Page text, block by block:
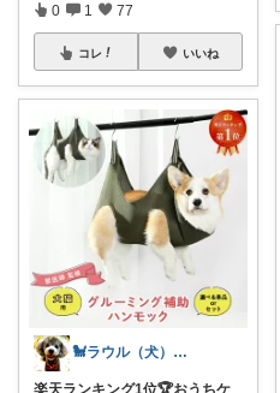
0 1 77
コレ いいね
🐩ラウル（犬）と私の健康ROOM🐾
楽天ランキング1位🏆おうちケ